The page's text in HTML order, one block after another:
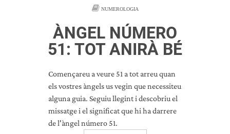
NUMEROLOGIA
ÀNGEL NÚMERO
51: TOT ANIRÀ BÉ
Començareu a veure 51 a tot arreu quan
els vostres àngels us vegin que necessiteu
alguna guia. Seguiu llegint i descobriu el
missatge i el significat que hi ha darrere
de l'àngel número 51.